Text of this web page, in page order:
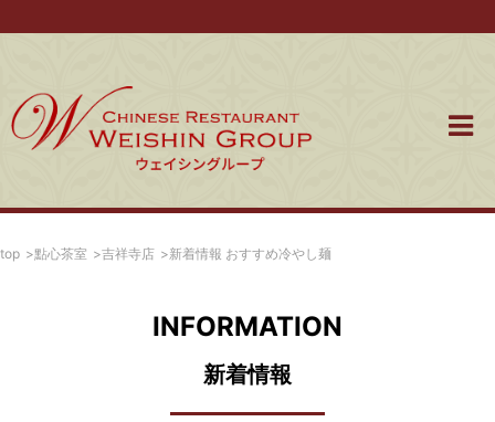
top 點心茶室 吉祥寺店 新着情報 おすすめ冷やし麺
INFORMATION
新着情報